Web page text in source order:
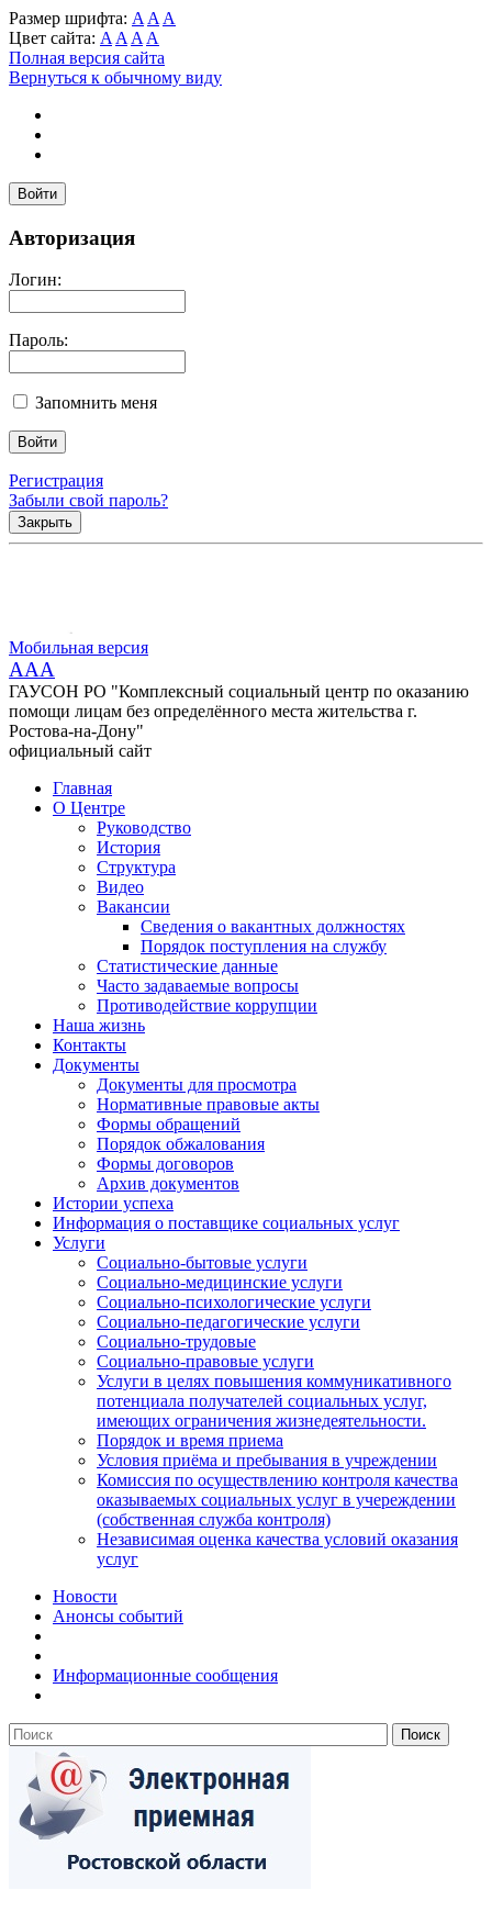
Размер шрифта: A A A
Цвет сайта: A A A A
Полная версия сайта
Вернуться к обычному виду
Войти
Авторизация
Логин:
Пароль:
Запомнить меня
Регистрация
Забыли свой пароль?
Закрыть
Мобильная версия
AAA
ГАУСОН РО "Комплексный социальный центр по оказанию
помощи лицам без определённого места жительства г.
Ростова-на-Дону"
официальный сайт
Главная
О Центре
Руководство
История
Структура
Видео
Вакансии
Сведения о вакантных должностях
Порядок поступления на службу
Статистические данные
Часто задаваемые вопросы
Противодействие коррупции
Наша жизнь
Контакты
Документы
Документы для просмотра
Нормативные правовые акты
Формы обращений
Порядок обжалования
Формы договоров
Архив документов
Истории успеха
Информация о поставщике социальных услуг
Услуги
Социально-бытовые услуги
Социально-медицинские услуги
Социально-психологические услуги
Социально-педагогические услуги
Социально-трудовые
Социально-правовые услуги
Услуги в целях повышения коммуникативного
потенциала получателей социальных услуг,
имеющих ограничения жизнедеятельности.
Порядок и время приема
Условия приёма и пребывания в учреждении
Комиссия по осуществлению контроля качества
оказываемых социальных услуг в учереждении
(собственная служба контроля)
Независимая оценка качества условий оказания
услуг
Новости
Анонсы событий
Информационные сообщения